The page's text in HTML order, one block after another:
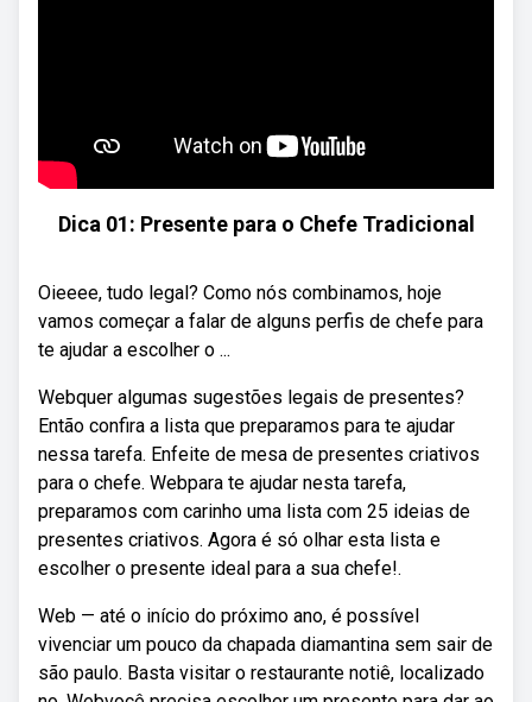
Dica 01: Presente para o Chefe Tradicional
Oieeee, tudo legal? Como nós combinamos, hoje
vamos começar a falar de alguns perfis de chefe para
te ajudar a escolher o ...
Webquer algumas sugestões legais de presentes?
Então confira a lista que preparamos para te ajudar
nessa tarefa. Enfeite de mesa de presentes criativos
para o chefe. Webpara te ajudar nesta tarefa,
preparamos com carinho uma lista com 25 ideias de
presentes criativos. Agora é só olhar esta lista e
escolher o presente ideal para a sua chefe!.
Web — até o início do próximo ano, é possível
vivenciar um pouco da chapada diamantina sem sair de
são paulo. Basta visitar o restaurante notiê, localizado